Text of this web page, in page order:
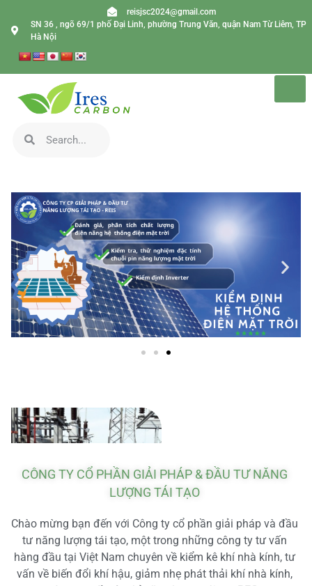
reisjsc2024@gmail.com
SN 36 , ngõ 69/1 phố Đại Linh, phường Trung Văn, quận Nam Từ Liêm, TP
Hà Nội
CÔNG TY CỔ PHẦN GIẢI PHÁP & ĐẦU TƯ NĂNG
LƯỢNG TÁI TẠO
Chào mừng bạn đến với Công ty cổ phần giải pháp và đầu
tư năng lượng tái tạo, một trong những công ty tư vấn
hàng đầu tại Việt Nam chuyên về kiểm kê khí nhà kính, tư
vấn về biến đổi khí hậu, giảm nhẹ phát thải khí nhà kính,